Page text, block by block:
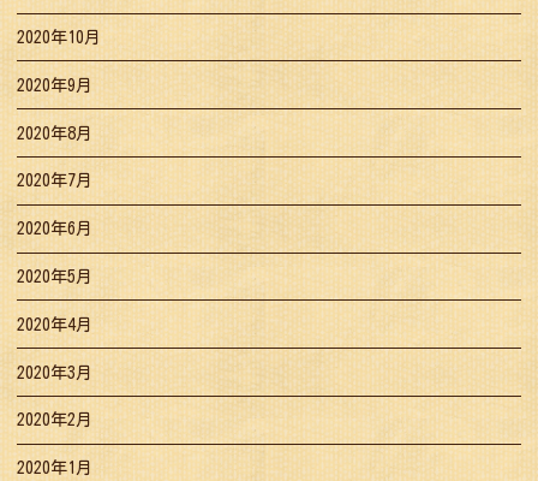
2020年10月
2020年9月
2020年8月
2020年7月
2020年6月
2020年5月
2020年4月
2020年3月
2020年2月
2020年1月